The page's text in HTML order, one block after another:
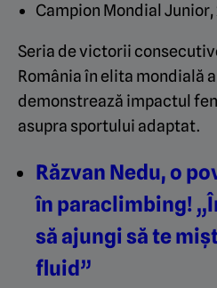
Campion Mondial Junior,
Seria de victorii
România în elita mondială
demonstrează impactul
asupra sportului adaptat.
Răzvan Nedu, o
în paraclimbing!
să ajungi să te
fluid”